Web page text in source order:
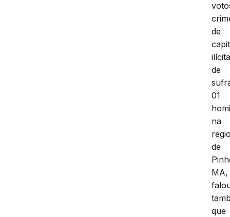
de
de
01
na
de
MA,
que